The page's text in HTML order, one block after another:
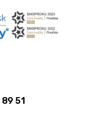
51